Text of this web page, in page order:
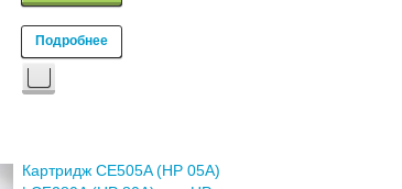
Подробнее
Картридж CE505A (HP 05A)